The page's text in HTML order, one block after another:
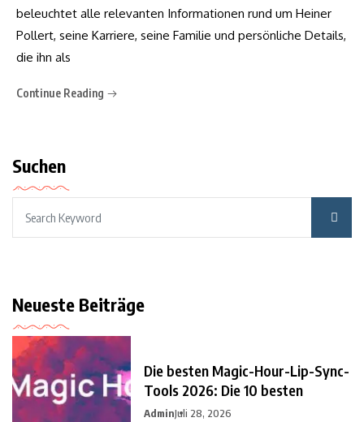
beleuchtet alle relevanten Informationen rund um Heiner
Pollert, seine Karriere, seine Familie und persönliche Details,
die ihn als
Continue Reading
Suchen
Neueste Beiträge
Die besten Magic-Hour-Lip-Sync-
Tools 2026: Die 10 besten
AdminJuli 28, 2026